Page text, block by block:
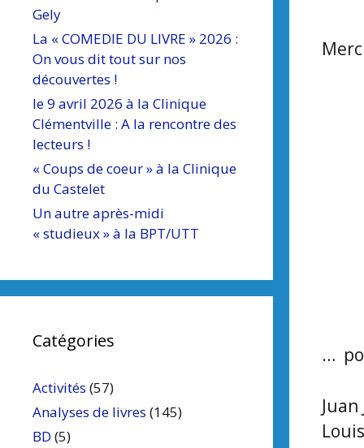
…
Juan
Gely
La « COMEDIE DU LIVRE » 2026 :
On vous dit tout sur nos
découvertes !
le 9 avril 2026 à la Clinique
Clémentville : A la rencontre des
lecteurs !
« Coups de coeur » à la Clinique
du Castelet
Un autre après-midi
« studieux » à la BPT/UTT
Catégories
Activités (57)
Analyses de livres (145)
BD (5)